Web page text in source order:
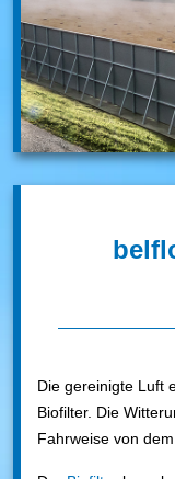
Die gereinigte Luft
Biofilter. Die
Fahrweise von dem